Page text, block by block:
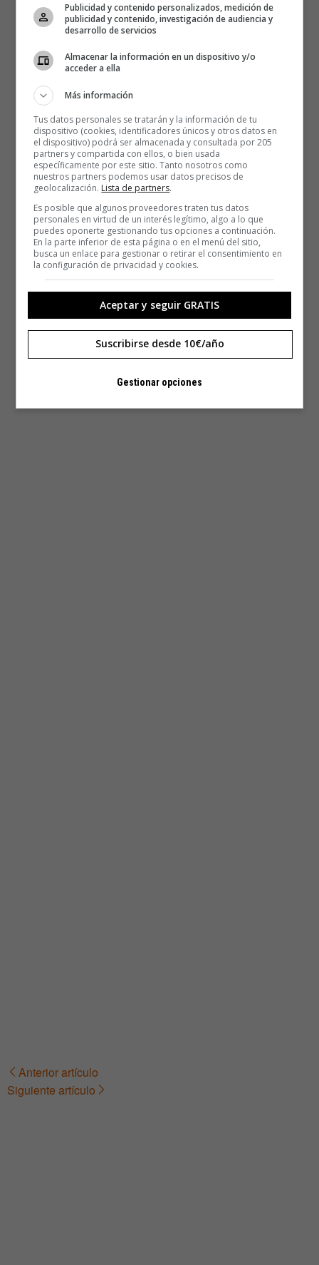
Navegación
Anterior artículo
Siguiente artículo
Publicidad y contenido personalizados, medición de
publicidad y contenido, investigación de audiencia y
desarrollo de servicios
Almacenar la información en un dispositivo y/o
acceder a ella
Más información
Tus datos personales se tratarán y la información de tu
dispositivo (cookies, identificadores únicos y otros datos en
el dispositivo) podrá ser almacenada y consultada por 205
partners y compartida con ellos, o bien usada
específicamente por este sitio. Tanto nosotros como
nuestros partners podemos usar datos precisos de
geolocalización. Lista de partners.
Es posible que algunos proveedores traten tus datos
personales en virtud de un interés legítimo, algo a lo que
puedes oponerte gestionando tus opciones a continuación.
En la parte inferior de esta página o en el menú del sitio,
busca un enlace para gestionar o retirar el consentimiento en
la configuración de privacidad y cookies.
Aceptar y seguir GRATIS
Suscribirse desde 10€/año
Gestionar opciones